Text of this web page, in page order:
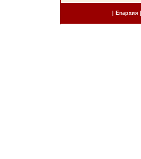
Епархия|